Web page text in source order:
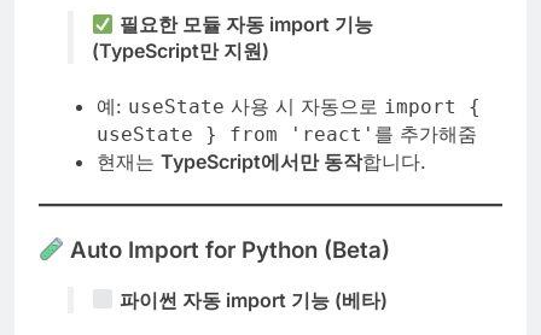
필요한 모듈 자동 import 기능
(TypeScript만 지원)
예: useState 사용 시 자동으로 import {
useState } from 'react' 를 추가해줌
현재는 TypeScript에서만 동작합니다.
Auto Import for Python (Beta)
파이썬 자동 import 기능 (베타)